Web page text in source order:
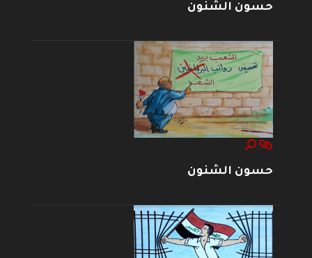
حسون الشنون
حسون الشنون